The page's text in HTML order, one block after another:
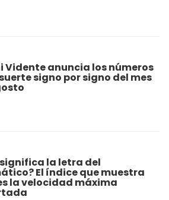
Vidente anuncia los números
signo por signo del mes
significa la letra del
El índice que muestra
la velocidad máxima